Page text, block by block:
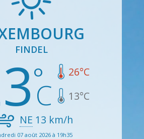
FINDEL
26°C
13°C
NE 13 km/h
07 août 2026 à 19h35